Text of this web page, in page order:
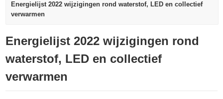
Energielijst 2022 wijzigingen rond waterstof, LED en collectief
verwarmen
Energielijst 2022 wijzigingen rond
waterstof, LED en collectief
verwarmen